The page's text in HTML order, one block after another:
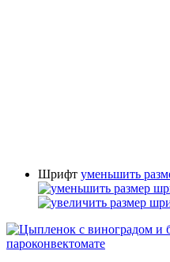
Шрифт уменьшить